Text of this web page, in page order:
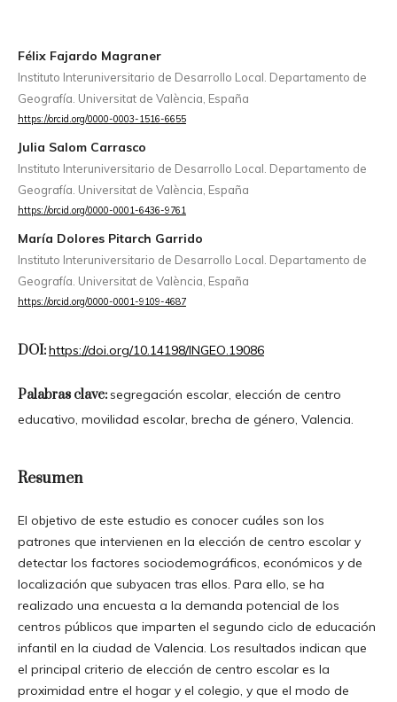
Félix Fajardo Magraner
Instituto Interuniversitario de Desarrollo Local. Departamento de
Geografía. Universitat de València, España
https://orcid.org/0000-0003-1516-6655
Julia Salom Carrasco
Instituto Interuniversitario de Desarrollo Local. Departamento de
Geografía. Universitat de València, España
https://orcid.org/0000-0001-6436-9761
María Dolores Pitarch Garrido
Instituto Interuniversitario de Desarrollo Local. Departamento de
Geografía. Universitat de València, España
https://orcid.org/0000-0001-9109-4687
DOI:https://doi.org/10.14198/INGEO.19086
Palabras clave:segregación escolar, elección de centro
educativo, movilidad escolar, brecha de género, Valencia.
Resumen
El objetivo de este estudio es conocer cuáles son los
patrones que intervienen en la elección de centro escolar y
detectar los factores sociodemográficos, económicos y de
localización que subyacen tras ellos. Para ello, se ha
realizado una encuesta a la demanda potencial de los
centros públicos que imparten el segundo ciclo de educación
infantil en la ciudad de Valencia. Los resultados indican que
el principal criterio de elección de centro escolar es la
proximidad entre el hogar y el colegio, y que el modo de